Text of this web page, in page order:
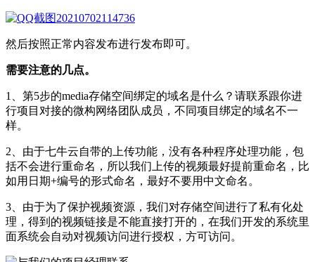
然后按照正常内容发布进行发布即可。
需要注意的几点。
1、第5步的media存储空间绑定的域名是什么？请联系跟你进
行项目对接的微构网络团队成员，不同项目绑定的域名不一
样。
2、由于七牛云自带的上传功能，没有各种程序处理功能，包
括不会进行重命名，所以我们上传的视频最好提前重命名，比
如用日期+编号的形式命名，最好不要用中文命名。
3、由于为了保护视频资源，我们对存储空间进行了私有化处
理，得到的视频链接是不能直接打开的，在我们开发的系统里
面系统会自动对视频访问进行授权，方可访问。